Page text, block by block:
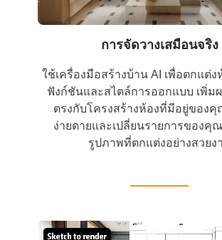
การจัดวางเสมือนจริง
ใช้เครื่องมือสร้างบ้าน AI เพื่อตกแต่ง
ฟังก์ชันและสไตล์การออกแบบ เพิ่
ตรงกับโครงสร้างห้องที่มีอยู่ของคุ
ง่ายดายและเปลี่ยนรายการของคุ
รูปภาพที่ตกแต่งอย่างสวยง